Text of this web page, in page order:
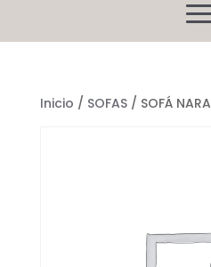
Inicio / SOFAS/ SOFÁ NARA